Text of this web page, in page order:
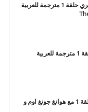
برنامج نادي الأصدقاء السري حلقة 1 مترجمة للعربية
برنامج Running Man حلقة 1 مع هوانغ جونغ اوم و